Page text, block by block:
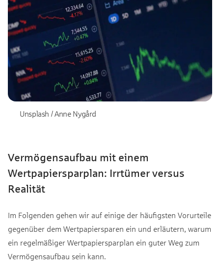
Unsplash / Anne Nygård
Vermögensaufbau mit einem
Wertpapiersparplan: Irrtümer versus
Realität
Im Folgenden gehen wir auf einige der häufigsten Vorurteile
gegenüber dem Wertpapiersparen ein und erläutern, warum
ein regelmäßiger Wertpapiersparplan ein guter Weg zum
Vermögensaufbau sein kann.